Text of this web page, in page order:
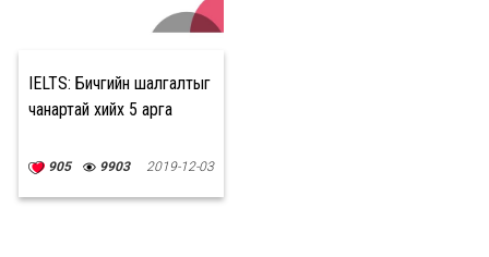
IELTS: Бичгийн шалгалтыг
чанартай хийх 5 арга
905 9903 2019-12-03